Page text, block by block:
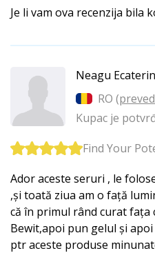
Je li vam ova recenzija bila
Neagu
RO (
Kupac je
Find Your
Ador aceste seruri , le
,și toată ziua am o față
că în primul rând curat fața
Bewit,apoi pun gelul și
ptr aceste produse